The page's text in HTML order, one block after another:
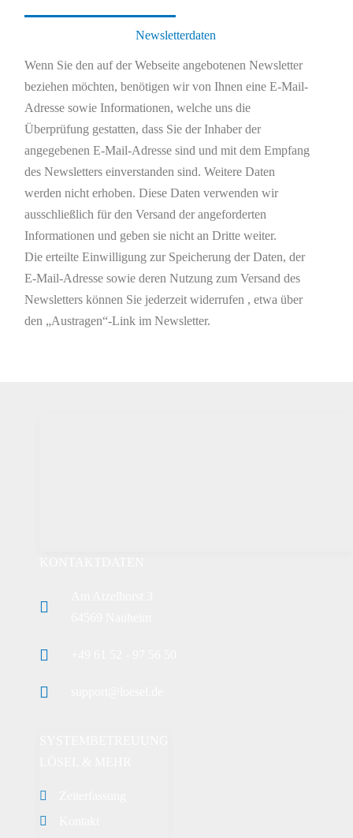
Newsletterdaten
Wenn Sie den auf der Webseite angebotenen Newsletter
beziehen möchten, benötigen wir von Ihnen eine E-Mail-
Adresse sowie Informationen, welche uns die
Überprüfung gestatten, dass Sie der Inhaber der
angegebenen E-Mail-Adresse sind und mit dem Empfang
des Newsletters einverstanden sind. Weitere Daten
werden nicht erhoben. Diese Daten verwenden wir
ausschließlich für den Versand der angeforderten
Informationen und geben sie nicht an Dritte weiter.
Die erteilte Einwilligung zur Speicherung der Daten, der
E-Mail-Adresse sowie deren Nutzung zum Versand des
Newsletters können Sie jederzeit widerrufen , etwa über
den „Austragen“-Link im Newsletter.